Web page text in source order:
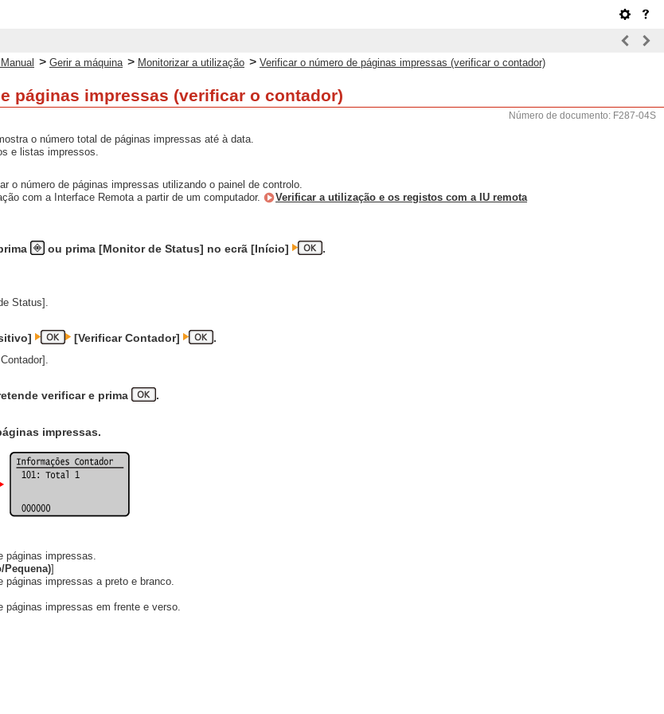
> Gerir a máquina > Monitorizar a utilização > Verificar o número de páginas impressas (verificar o contador)
páginas impressas (verificar o contador)
Número de documento: F287-04S
o número total de páginas impressas até à data.
e listas impressos.
o número de páginas impressas utilizando o painel de controlo.
com a Interface Remota a partir de um computador.
Verificar a utilização e os registos com a IU remota
ou prima [Monitor de Status] no ecrã [Início] .
Status].
[Verificar Contador] .
verificar e prima .
impressas.
páginas impressas.
Pequena)]
páginas impressas a preto e branco.
páginas impressas em frente e verso.